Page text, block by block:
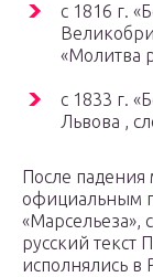
с 1816 г.
«Молитва
с 1833 г.
Львова ,
После падения
официальным
«Марсельеза»,
русский текст
исполнялись в